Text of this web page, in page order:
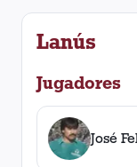
Lanús
Jugadores
José